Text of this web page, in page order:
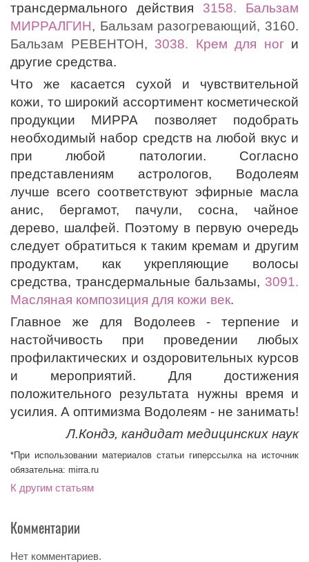
трансдермального действия
3158. Бальзам
МИРРАЛГИН, Бальзам разогревающий, 3160.
Бальзам РЕВЕНТОН, 3038. Крем для ноги
другие средства.
Что же касается сухой и чувствительной
кожи, то широкий ассортимент косметической
продукции МИРРА позволяет подобрать
необходимый набор средств на любой вкус и
при любой патологии. Согласно
представлениям астрологов, Водолеям
лучше всего соответствуют эфирные масла
анис, бергамот, пачули, сосна, чайное
дерево, шалфей. Поэтому в первую очередь
следует обратиться к таким кремам и другим
продуктам, как укрепляющие волосы
средства, трансдермальные бальзамы, 3091.
Масляная композиция для кожи век.
Главное же для Водолеев - терпение и
настойчивость при проведении любых
профилактических и оздоровительных курсов
и мероприятий. Для достижения
положительного результата нужны время и
усилия. А оптимизма Водолеям - не занимать!
Л.Кондэ, кандидат медицинских наук
*При использовании материалов статьи гиперссылка на источник
обязательна: mirra.ru
К другим статьям
Комментарии
Нет комментариев.